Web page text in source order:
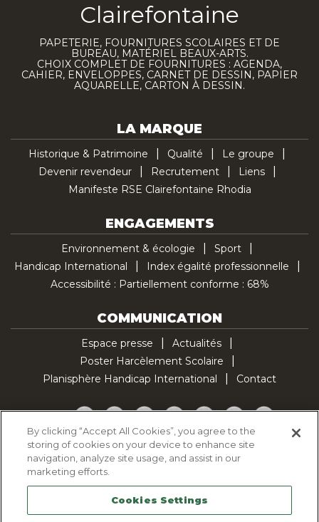
Clairefontaine
PAPETERIE, FOURNITURES SCOLAIRES ET DE
BUREAU, MATÉRIEL BEAUX-ARTS.
CHOIX COMPLET DE FOURNITURES : AGENDA,
CAHIER, ENVELOPPES, CARNET DE DESSIN, PAPIER
AQUARELLE, CARTON À DESSIN.
LA MARQUE
Historique & Patrimoine Qualité
Le groupe
Devenir revendeur
Recrutement
Liens
Manifeste RSE Clairefontaine Rhodia
ENGAGEMENTS
Environnement & écologie
Sport
Handicap International
Index égalité professionnelle
Accessibilité : Partiellement conforme : 68%
COMMUNICATION
Espace presse
Actualités
Poster Harcèlement Scolaire
Planisphère Handicap International
Contact
Facebook
TwitterYouTubePinterestInstagramLinkedInTikTok
Politique d'utilisation des cookies
Politique de confidentialité
Mentions légales
Plan du site
By clicking “Accept All Cookies”, you agree to the
storing of cookies on your device to enhance site
navigation, analyze site usage, and assist in our
marketing efforts.
Cookies Settings